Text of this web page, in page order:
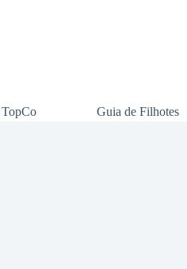
Guia de Filhotes